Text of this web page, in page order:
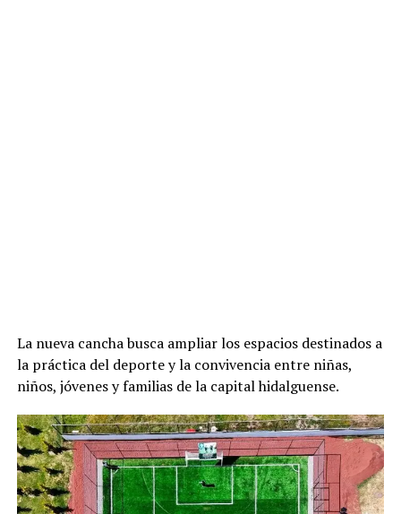
La nueva cancha busca ampliar los espacios destinados a
la práctica del deporte y la convivencia entre niñas,
niños, jóvenes y familias de la capital hidalguense.